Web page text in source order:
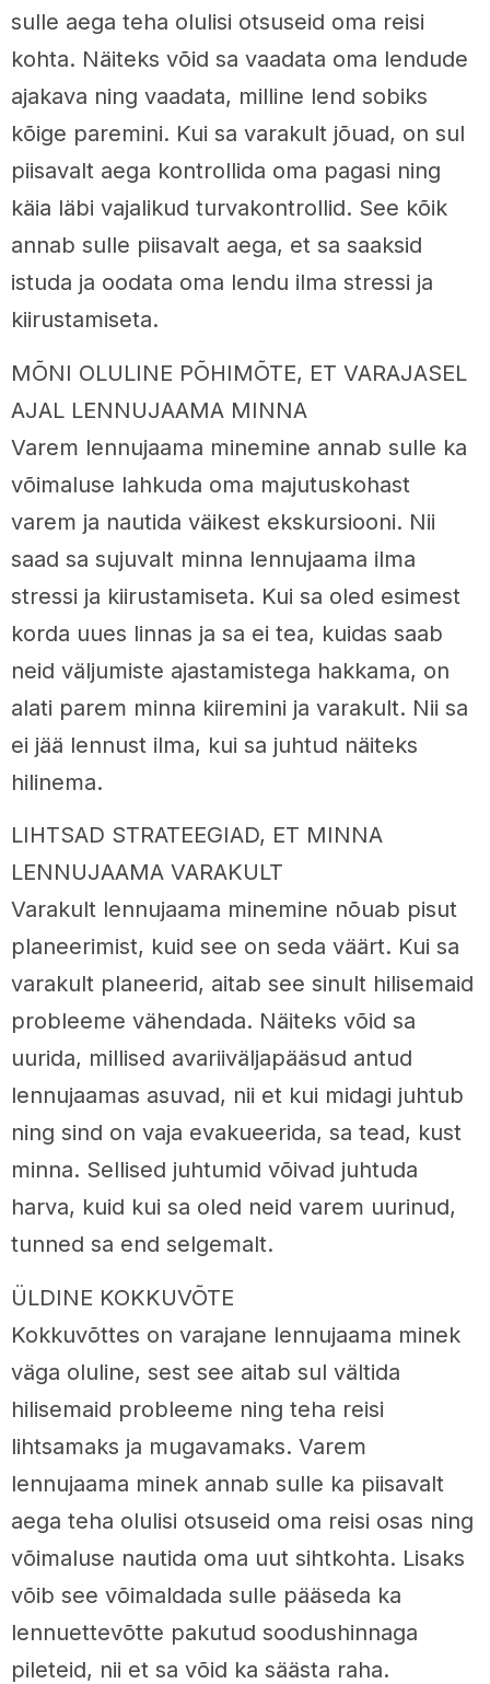
sulle aega teha olulisi otsuseid oma reisi
kohta. Näiteks võid sa vaadata oma lendude
ajakava ning vaadata, milline lend sobiks
kõige paremini. Kui sa varakult jõuad, on sul
piisavalt aega kontrollida oma pagasi ning
käia läbi vajalikud turvakontrollid. See kõik
annab sulle piisavalt aega, et sa saaksid
istuda ja oodata oma lendu ilma stressi ja
kiirustamiseta.
MÕNI OLULINE PÕHIMÕTE, ET VARAJASEL
AJAL LENNUJAAMA MINNA
Varem lennujaama minemine annab sulle ka
võimaluse lahkuda oma majutuskohast
varem ja nautida väikest ekskursiooni. Nii
saad sa sujuvalt minna lennujaama ilma
stressi ja kiirustamiseta. Kui sa oled esimest
korda uues linnas ja sa ei tea, kuidas saab
neid väljumiste ajastamistega hakkama, on
alati parem minna kiiremini ja varakult. Nii sa
ei jää lennust ilma, kui sa juhtud näiteks
hilinema.
LIHTSAD STRATEEGIAD, ET MINNA
LENNUJAAMA VARAKULT
Varakult lennujaama minemine nõuab pisut
planeerimist, kuid see on seda väärt. Kui sa
varakult planeerid, aitab see sinult hilisemaid
probleeme vähendada. Näiteks võid sa
uurida, millised avariiväljapääsud antud
lennujaamas asuvad, nii et kui midagi juhtub
ning sind on vaja evakueerida, sa tead, kust
minna. Sellised juhtumid võivad juhtuda
harva, kuid kui sa oled neid varem uurinud,
tunned sa end selgemalt.
ÜLDINE KOKKUVÕTE
Kokkuvõttes on varajane lennujaama minek
väga oluline, sest see aitab sul vältida
hilisemaid probleeme ning teha reisi
lihtsamaks ja mugavamaks. Varem
lennujaama minek annab sulle ka piisavalt
aega teha olulisi otsuseid oma reisi osas ning
võimaluse nautida oma uut sihtkohta. Lisaks
võib see võimaldada sulle pääseda ka
lennuettevõtte pakutud soodushinnaga
pileteid, nii et sa võid ka säästa raha.